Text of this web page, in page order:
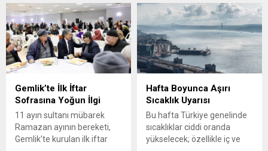
baskı kursa da gol sesi
çıkmadı ve iki ekip de
sahadan 0-0’lık skorla ayrıldı.
Hakem triosu Avustralyalı
Alireza Faghani, George
Lakrindis ve Andrew
Lindsay’di; maç boyunca
kararlar ve...
toprakla buluşturuldu. BUÜ
Atık Yönetim Merkezi
öncülüğünde düzenlenen
programda Eğitim Fakültesi
önünde 50 adet fidan dikimi
yapıldı. Etkinliğe Rektör Prof.
Dr. Ferudun Yılmaz, Eğitim
Fakültesi Dekanı Prof. Dr.
Gemlik’te İlk İftar
Sofrasına Yoğun İlgi
11 ayın sultanı mübarek
Ramazan ayının bereketi,
Gemlik’te kurulan ilk iftar
Hafta Boyunca Aşırı
Sıcaklık Uyarısı
Bu hafta Türkiye genelinde
sıcaklıklar ciddi oranda
yükselecek; özellikle iç ve